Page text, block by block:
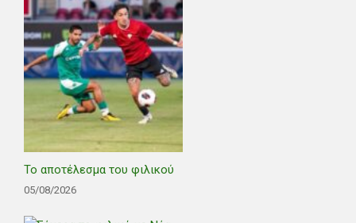
Το αποτέλεσμα του φιλικού
05/08/2026